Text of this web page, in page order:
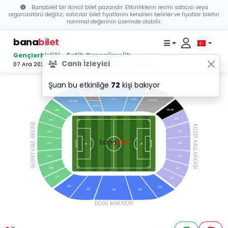
Banabilet bir ikincil bilet pazarıdır. Etkinliklerin resmi satıcısı veya
organizatörü değiliz; satıcılar bilet fiyatlarını kendileri belirler ve fiyatlar biletin
nominal değerinin üzerinde olabilir.
banabilet
Gençlerbirliği - Fatih Karagümrük
07 Ara 2025 14:30 - Eryaman Stadyumu, ANKARA
banabilet
VIP SAĞ
VIP C
VIP A VIP B
VI P SO L
Misafir
406
405
404
403
402
401
305
304
303
302
301
207
206
205
204
203
202
201
DOĞU MARATON
VIP TRİBÜN
GÜNEY KALE ARKASI KUZEY KALE ARKASI
Canlı İzleyici
Şuan bu etkinliğe 72 kişi bakıyor